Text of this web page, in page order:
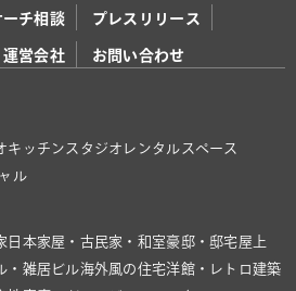
チ相談 プレスリリース
運営会社
お問い合わせ
キッチンスタジオ レンタルスペース
ル
日本家屋・古民家・和室豪邸・邸宅屋上
・雑居ビル海外風の住宅洋館・レトロ建築